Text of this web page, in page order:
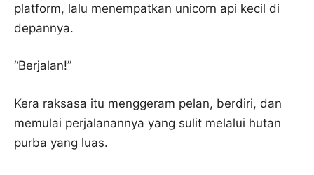
platform, lalu menempatkan unicorn api kecil di
depannya.
“Berjalan!”
Kera raksasa itu menggeram pelan, berdiri, dan
memulai perjalanannya yang sulit melalui hutan
purba yang luas.